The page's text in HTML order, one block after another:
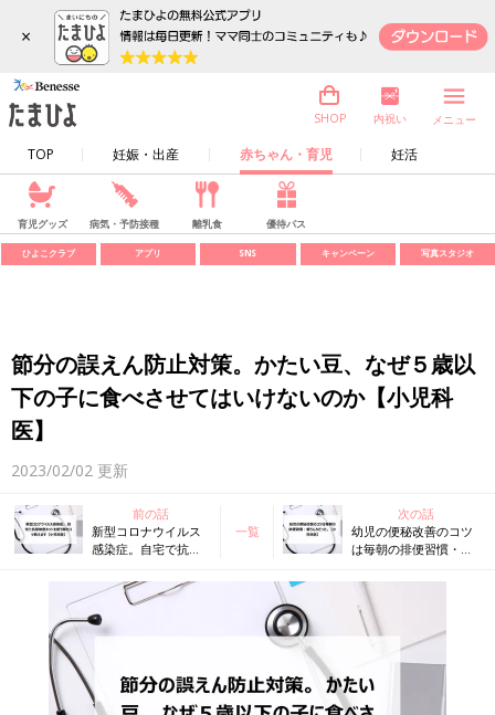
×
TOP 妊娠・出産 赤ちゃん・育児 妊活
SHOP 内祝い メニュー
育児グッズ 病気・予防接種 離乳食 優待パス
ひよこクラブ アプリ SNS キャンペーン 写真スタジオ
節分の誤えん防止対策。かたい豆、なぜ５歳以
下の子に食べさせてはいけないのか【小児科
医】
2023/02/02 更新
前の話
新型コロナウイルス
感染症。自宅で抗原
のコツ教えます【小
児科医】
一覧
次の話
幼児の便秘改善のコツ
は毎朝の排便習慣・朝
科医】